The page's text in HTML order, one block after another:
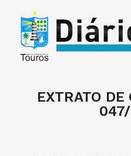
EXTRATO DE
PERGUNTAS